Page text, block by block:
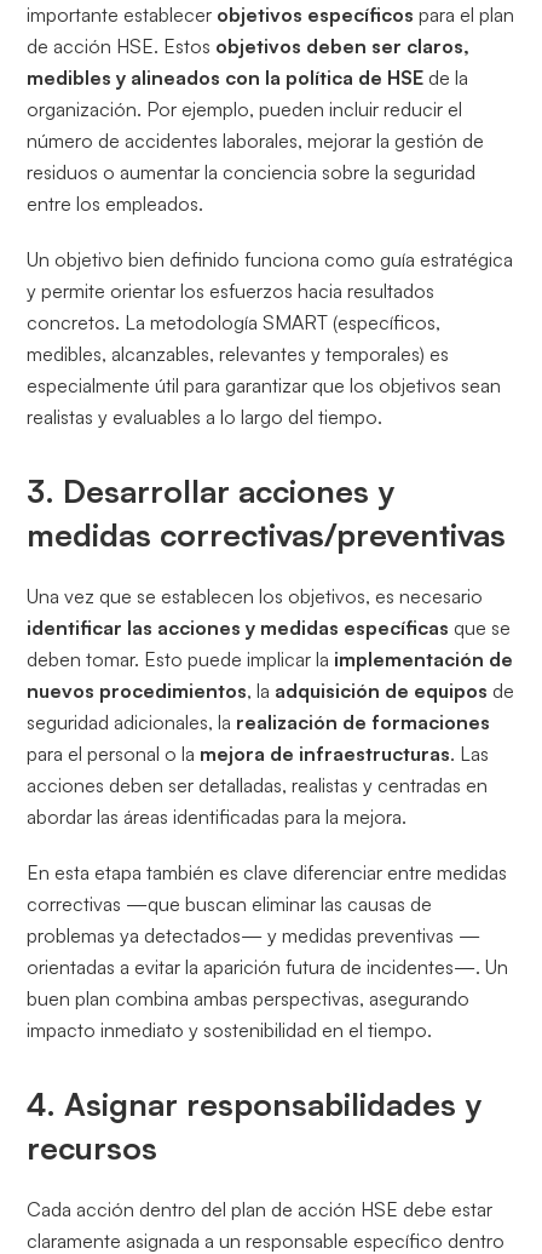
importante establecer objetivos específicospara el plan
de acción HSE. Estos objetivos deben ser claros,
medibles y alineados con la política de HSE de la
organización. Por ejemplo, pueden incluir reducir el
número de accidentes laborales, mejorar la gestión de
residuos o aumentar la conciencia sobre la seguridad
entre los empleados.
Un objetivo bien definido funciona como guía estratégica
y permite orientar los esfuerzos hacia resultados
concretos. La metodología SMART (específicos,
medibles, alcanzables, relevantes y temporales) es
especialmente útil para garantizar que los objetivos sean
realistas y evaluables a lo largo del tiempo.
3. Desarrollar acciones y
medidas correctivas/preventivas
Una vez que se establecen los objetivos, es necesario
identificar las acciones y medidas específicas que se
deben tomar. Esto puede implicar la implementación de
nuevos procedimientos, la adquisición de equipos de
seguridad adicionales, la realización de formaciones
para el personal o la mejora de infraestructuras. Las
acciones deben ser detalladas, realistas y centradas en
abordar las áreas identificadas para la mejora.
En esta etapa también es clave diferenciar entre medidas
correctivas —que buscan eliminar las causas de
problemas ya detectados— y medidas preventivas —
orientadas a evitar la aparición futura de incidentes—. Un
buen plan combina ambas perspectivas, asegurando
impacto inmediato y sostenibilidad en el tiempo.
4. Asignar responsabilidades y
recursos
Cada acción dentro del plan de acción HSE debe estar
claramente asignada a un responsable específico dentro